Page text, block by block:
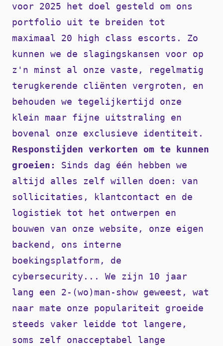
voor 2025 het doel gesteld om ons
portfolio uit te breiden tot
maximaal 20 high class escorts. Zo
kunnen we de slagingskansen voor op
z'n minst al onze vaste, regelmatig
terugkerende cliënten vergroten, en
behouden we tegelijkertijd onze
klein maar fijne uitstraling en
bovenal onze exclusieve identiteit.
Responstijden verkorten om te kunnen
groeien: Sinds dag één hebben we
altijd alles zelf willen doen: van
sollicitaties, klantcontact en de
logistiek tot het ontwerpen en
bouwen van onze website, onze eigen
backend, ons interne
boekingsplatform, de
cybersecurity... We zijn 10 jaar
lang een 2-(wo)man-show geweest, wat
naar mate onze populariteit groeide
steeds vaker leidde tot langere,
soms zelf onacceptabel lange